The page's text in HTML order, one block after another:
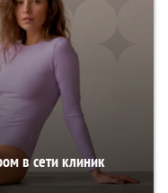
в сети клиник